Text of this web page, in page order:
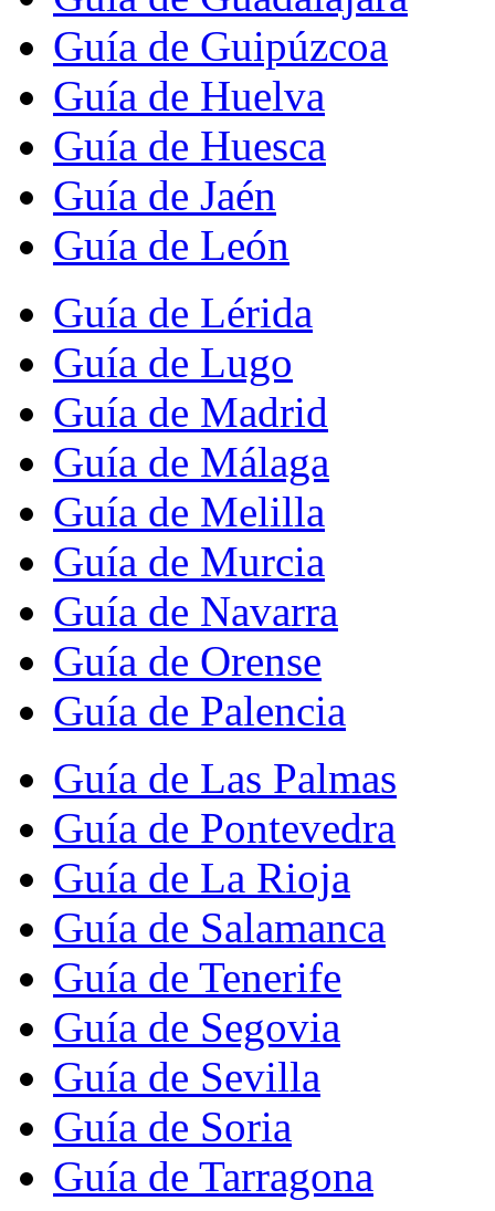
Guía de Guipúzcoa
Guía de Huelva
Guía de Huesca
Guía de Jaén
Guía de León
Guía de Lérida
Guía de Lugo
Guía de Madrid
Guía de Málaga
Guía de Melilla
Guía de Murcia
Guía de Navarra
Guía de Orense
Guía de Palencia
Guía de Las Palmas
Guía de Pontevedra
Guía de La Rioja
Guía de Salamanca
Guía de Tenerife
Guía de Segovia
Guía de Sevilla
Guía de Soria
Guía de Tarragona